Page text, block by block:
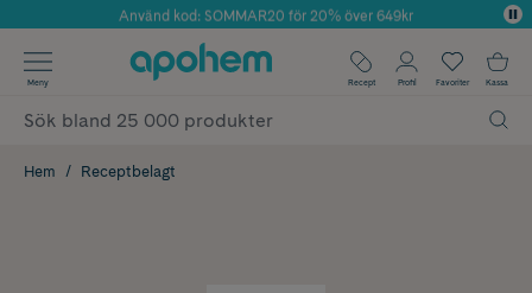
Årets Butik 2025 inom Skönhet
Använd kod: SOMMAR20 för 20% över 649kr
✓ Fri frakt
✓ Poäng på alla köp*
Meny Recept Profil Favoriter Kassa
Hem Receptbelagt